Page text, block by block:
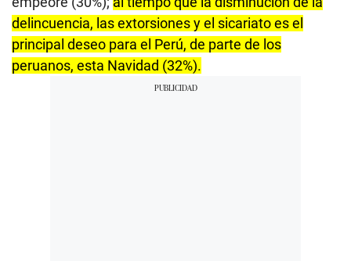
delincuencia, las extorsiones y el sicariato es el
principal deseo para el Perú, de parte de los
peruanos, esta Navidad (32%).